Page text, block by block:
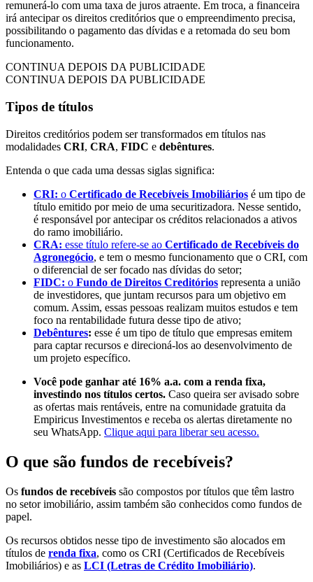
remunerá-lo com uma taxa de juros atraente. Em troca, a financeira
irá antecipar os direitos creditórios que o empreendimento precisa,
possibilitando o pagamento das dívidas e a retomada do seu bom
funcionamento.
CONTINUA DEPOIS DA PUBLICIDADE
CONTINUA DEPOIS DA PUBLICIDADE
Tipos de títulos
Direitos creditórios podem ser transformados em títulos nas
modalidades CRI, CRA, FIDC e debêntures.
Entenda o que cada uma dessas siglas significa:
CRI: o Certificado de Recebíveis Imobiliários é um tipo de
título emitido por meio de uma securitizadora. Nesse sentido,
é responsável por antecipar os créditos relacionados a ativos
do ramo imobiliário.
CRA: esse título refere-se ao Certificado de Recebíveis do
Agronegócio, e tem o mesmo funcionamento que o CRI, com
o diferencial de ser focado nas dívidas do setor;
FIDC: o Fundo de Direitos Creditórios representa a união
de investidores, que juntam recursos para um objetivo em
comum. Assim, essas pessoas realizam muitos estudos e tem
foco na rentabilidade futura desse tipo de ativo;
Debêntures: esse é um tipo de título que empresas emitem
para captar recursos e direcioná-los ao desenvolvimento de
um projeto específico.
Você pode ganhar até 16% a.a. com a renda fixa,
investindo nos títulos certos. Caso queira ser avisado sobre
as ofertas mais rentáveis, entre na comunidade gratuita da
Empiricus Investimentos e receba os alertas diretamente no
seu WhatsApp. Clique aqui para liberar seu acesso.
O que são fundos de recebíveis?
Os fundos de recebíveis são compostos por títulos que têm lastro
no setor imobiliário, assim também são conhecidos como fundos de
papel.
Os recursos obtidos nesse tipo de investimento são alocados em
títulos de renda fixa, como os CRI (Certificados de Recebíveis
Imobiliários) e as LCI (Letras de Crédito Imobiliário).